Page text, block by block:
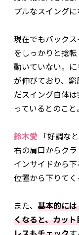
プルなスイングに
現在でもバック
をしっかりと捻
動いていない。
が伸びており、
だスイング自体
っているとのこと。
鈴木愛 「好調な
右の肩口からク
インサイドから
位置から下りてく
また、 基本的に
くなると、カッ